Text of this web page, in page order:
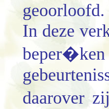
geoorloofd.
In deze
daarover